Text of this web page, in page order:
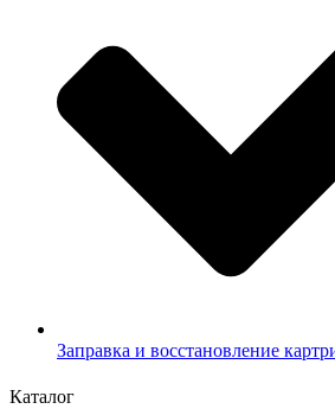
Заправка и восстановление
Каталог